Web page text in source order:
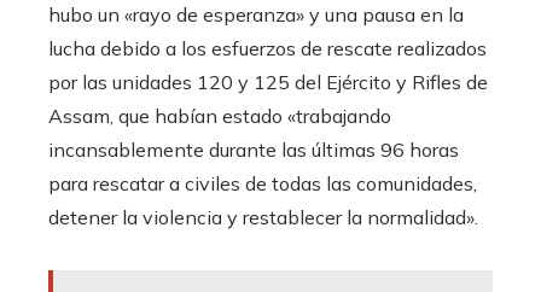
hubo un «rayo de esperanza» y una pausa en la
lucha debido a los esfuerzos de rescate realizados
por las unidades 120 y 125 del Ejército y Rifles de
Assam, que habían estado «trabajando
incansablemente durante las últimas 96 horas
para rescatar a civiles de todas las comunidades,
detener la violencia y restablecer la normalidad».